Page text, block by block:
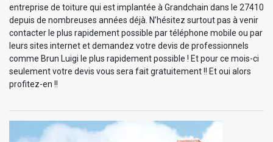
entreprise de toiture qui est implantée à Grandchain dans le 27410
depuis de nombreuses années déjà. N’hésitez surtout pas à venir
contacter le plus rapidement possible par téléphone mobile ou par
leurs sites internet et demandez votre devis de professionnels
comme Brun Luigi le plus rapidement possible ! Et pour ce mois-ci
seulement votre devis vous sera fait gratuitement !! Et oui alors
profitez-en !!